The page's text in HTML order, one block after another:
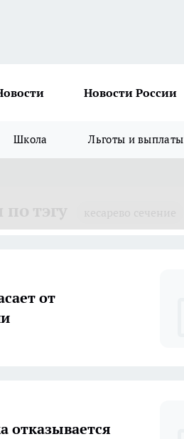
Новости России
Школа Льготы и выплаты
от
отказывается